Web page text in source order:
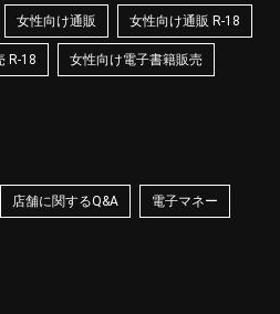
女性向け通販 女性向け通販 R-18
R-18 女性向け電子書籍販売
店舗に関するQ&A 電子マネー